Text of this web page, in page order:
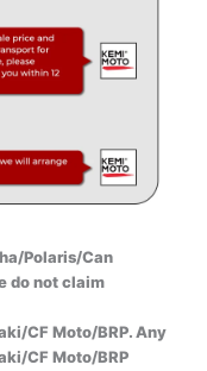
Polaris/Can
do not claim
CF Moto/BRP. Any
CF Moto/BRP